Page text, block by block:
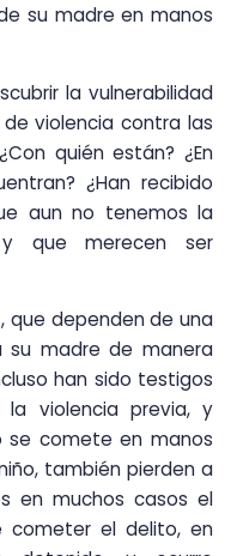
su madre en manos
la vulnerabilidad
violencia contra las
quién están? ¿En
¿Han recibido
aun no tenemos la
que merecen ser
que dependen de una
su madre de manera
han sido testigos
violencia previa, y
se comete en manos
también pierden a
en muchos casos el
cometer el delito, en